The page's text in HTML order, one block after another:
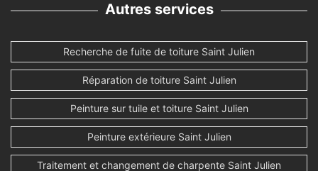
Autres services
Recherche de fuite de toiture Saint Julien
Réparation de toiture Saint Julien
Peinture sur tuile et toiture Saint Julien
Peinture extérieure Saint Julien
Traitement et changement de charpente Saint Julien